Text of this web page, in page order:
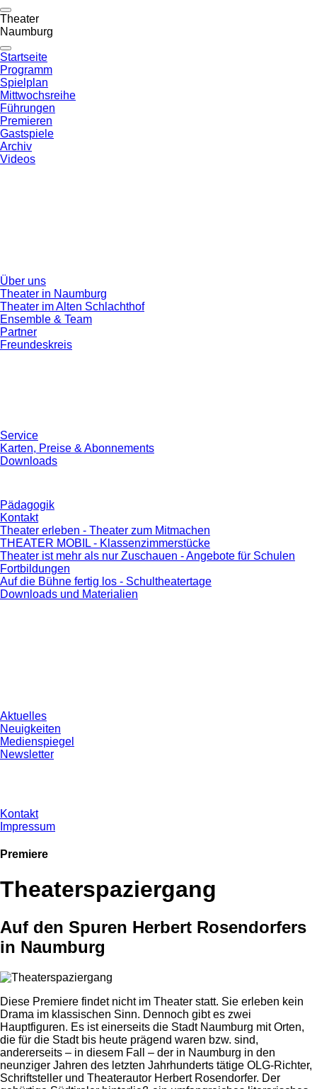
Theater
Naumburg
Startseite
Programm
Spielplan
Mittwochsreihe
Führungen
Premieren
Gastspiele
Archiv
Videos
Über uns
Theater in Naumburg
Theater im Alten Schlachthof
Ensemble & Team
Partner
Freundeskreis
Service
Karten, Preise & Abonnements
Downloads
Pädagogik
Kontakt
Theater erleben - Theater zum Mitmachen
THEATER MOBIL - Klassenzimmerstücke
Theater ist mehr als nur Zuschauen - Angebote für Schulen
Fortbildungen
Auf die Bühne fertig los - Schultheatertage
Downloads und Materialien
Aktuelles
Neuigkeiten
Medienspiegel
Newsletter
Kontakt
Impressum
Premiere
Theaterspaziergang
Auf den Spuren Herbert Rosendorfers
in Naumburg
Diese Premiere findet nicht im Theater statt. Sie erleben kein
Drama im klassischen Sinn. Dennoch gibt es zwei
Hauptfiguren. Es ist einerseits die Stadt Naumburg mit Orten,
die für die Stadt bis heute prägend waren bzw. sind,
andererseits – in diesem Fall – der in Naumburg in den
neunziger Jahren des letzten Jahrhunderts tätige OLG-Richter,
Schriftsteller und Theaterautor Herbert Rosendorfer. Der